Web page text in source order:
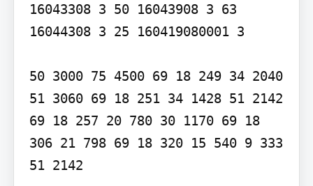
16043308 3 50 16043908 3 63
16044308 3 25 160419080001 3
50 3000 75 4500 69 18 249 34 2040
51 3060 69 18 251 34 1428 51 2142
69 18 257 20 780 30 1170 69 18
306 21 798 69 18 320 15 540 9 333
51 2142